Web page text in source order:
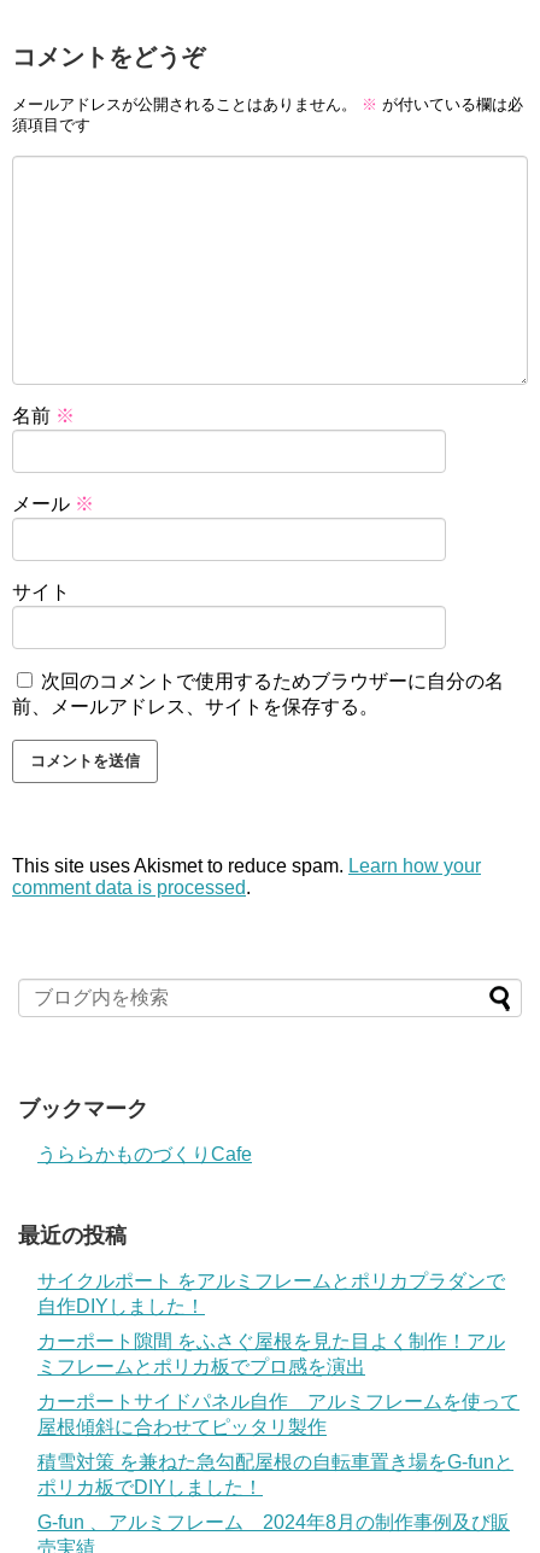
コメントをどうぞ
メールアドレスが公開されることはありません。 ※ が付いている欄は必
須項目です
名前 ※
メール ※
サイト
次回のコメントで使用するためブラウザーに自分の名
前、メールアドレス、サイトを保存する。
This site uses Akismet to reduce spam. Learn how your
comment data is processed.
ブックマーク
うららかものづくりCafe
最近の投稿
サイクルポート をアルミフレームとポリカプラダンで
自作DIYしました！
カーポート隙間 をふさぐ屋根を見た目よく制作！アル
ミフレームとポリカ板でプロ感を演出
カーポートサイドパネル自作 アルミフレームを使って
屋根傾斜に合わせてピッタリ製作
積雪対策 を兼ねた急勾配屋根の自転車置き場をG-funと
ポリカ板でDIYしました！
G-fun 、アルミフレーム 2024年8月の制作事例及び販
売実績